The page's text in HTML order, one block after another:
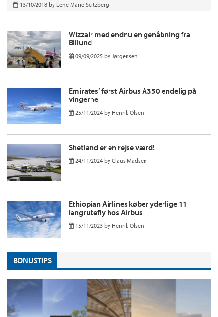
13/10/2018 by Lene Marie Seitzberg
Wizzair med endnu en genåbning fra
Billund
09/09/2025 by Jørgensen
Emirates’ først Airbus A350 endelig på
vingerne
25/11/2024 by Henrik Olsen
Shetland er en rejse værd!
24/11/2024 by Claus Madsen
Ethiopian Airlines køber yderlige 11
langrutefly hos Airbus
15/11/2023 by Henrik Olsen
BONUSTIPS